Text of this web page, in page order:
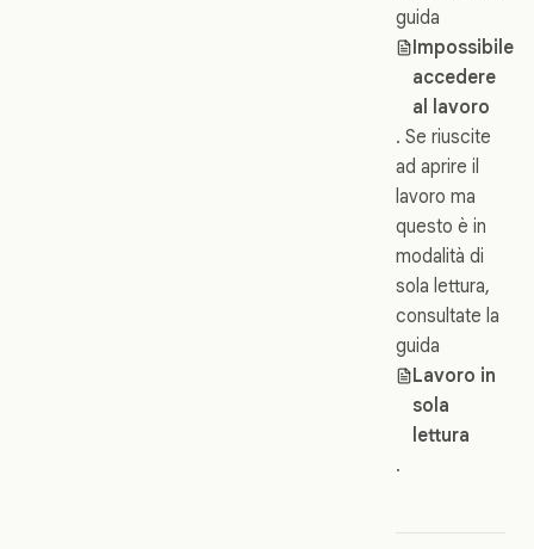
guida
Impossibile
accedere
al lavoro
. Se riuscite
ad aprire il
lavoro ma
questo è in
modalità di
sola lettura,
consultate la
guida
Lavoro in
sola
lettura
.